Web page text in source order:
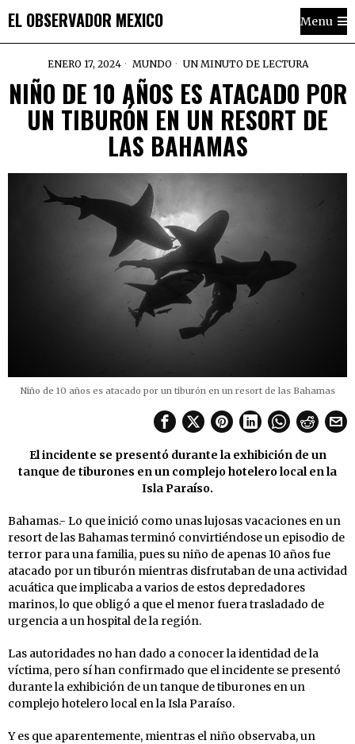
EL OBSERVADOR MEXICO Menu
ENERO 17, 2024 MUNDO UN MINUTO DE LECTURA
NIÑO DE 10 AÑOS ES ATACADO POR
UN TIBURÓN EN UN RESORT DE
LAS BAHAMAS
Niño de 10 años es atacado por un tiburón en un resort de las Bahamas
El incidente se presentó durante la exhibición de un
tanque de tiburones en un complejo hotelero local en la
Isla Paraíso.
Bahamas.- Lo que inició como unas lujosas vacaciones en un
resort de las Bahamas terminó convirtiéndose un episodio de
terror para una familia, pues su niño de apenas 10 años fue
atacado por un tiburón mientras disfrutaban de una actividad
acuática que implicaba a varios de estos depredadores
marinos, lo que obligó a que el menor fuera trasladado de
urgencia a un hospital de la región.
Las autoridades no han dado a conocer la identidad de la
víctima, pero sí han confirmado que el incidente se presentó
durante la exhibición de un tanque de tiburones en un
complejo hotelero local en la Isla Paraíso.
Y es que aparentemente, mientras el niño observaba, un